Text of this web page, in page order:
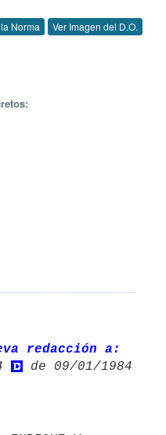
Norma Ver Imagen del D.O.
redacción a:
de 09/01/1984